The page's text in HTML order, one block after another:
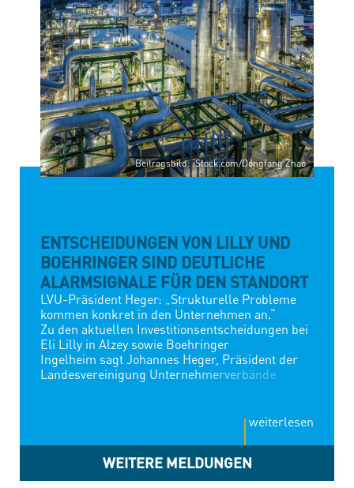
STARTSEITE
ENTSCHEIDUNGEN VON LILLY UND
BOEHRINGER SIND DEUTLICHE
ALARMSIGNALE FÜR DEN STANDORT
LVU-Präsident Heger: „Strukturelle Probleme
kommen konkret in den Unternehmen an.“
Zu den aktuellen Investitionsentscheidungen bei
Eli Lilly in Alzey sowie Boehringer
Ingelheim sagt Johannes Heger, Präsident der
Landesvereinigung Unternehmerverbände
Ingelheim sind deutliche Alarmsignale für den
stehen nicht isoliert. In der jüngeren
Vergangenheit haben wir im Land eine Reihe von
Entscheidungen erlebt, bei denen Investitionen
weiterlesen
WEITERE MELDUNGEN
Beitragsbild: iStock.com/Dongfang Zhao